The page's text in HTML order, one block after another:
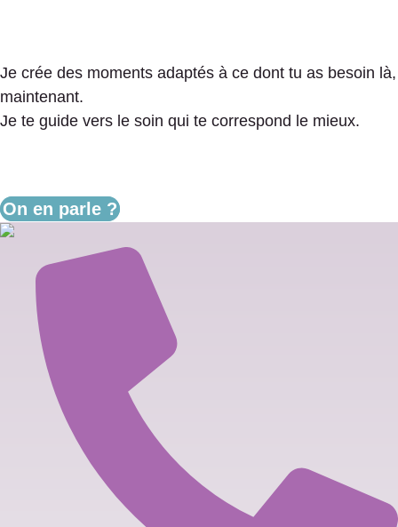
Je crée des moments adaptés à ce dont tu as besoin là,
maintenant.
Je te guide vers le soin qui te correspond le mieux.
On en parle ?